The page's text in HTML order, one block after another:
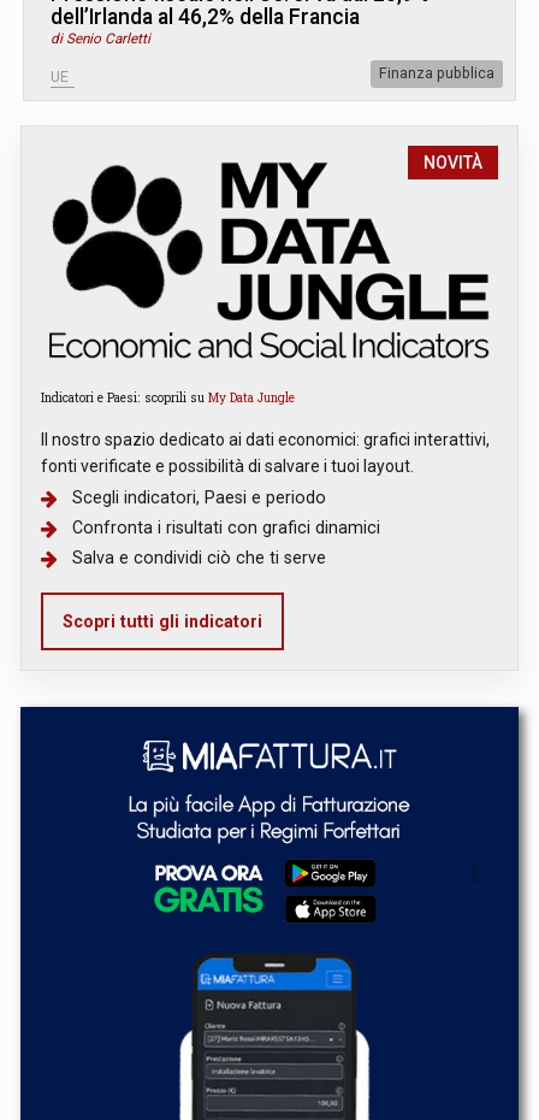
dell’Irlanda al 46,2% della Francia
di Senio Carletti
UE Finanza pubblica
NOVITÀ
Indicatori e Paesi: scoprili su My Data Jungle
Il nostro spazio dedicato ai dati economici: grafici interattivi,
fonti verificate e possibilità di salvare i tuoi layout.
Scegli indicatori, Paesi e periodo
Confronta i risultati con grafici dinamici
Salva e condividi ciò che ti serve
Scopri tutti gli indicatori